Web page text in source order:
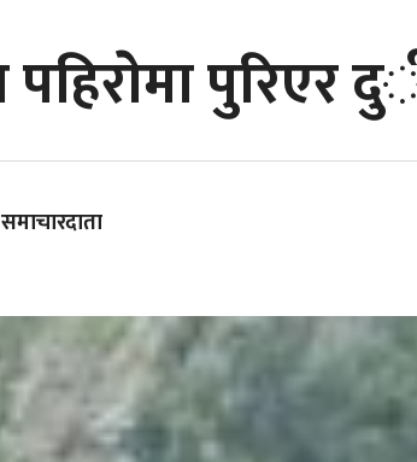
पहिराेमा पुरिएर